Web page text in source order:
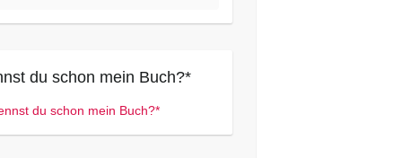
du schon mein Buch?*